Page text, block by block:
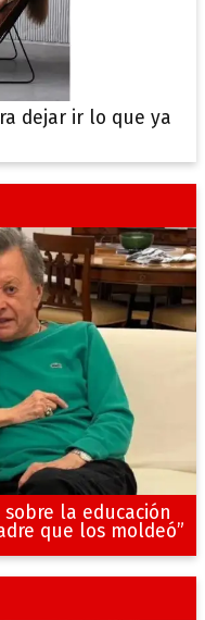
dejar ir lo que ya
la educación
que los moldeó”